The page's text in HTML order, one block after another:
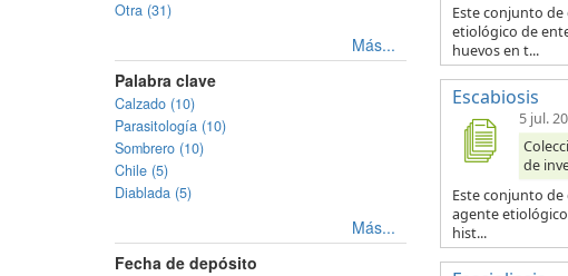
Otra (31)
Más...
Palabra clave
Calzado (10)
Parasitología (10)
Sombrero (10)
Chile (5)
Diablada (5)
Más...
Fecha de depósito
Este conjunto
etiológico de
huevos en t...
Escabiosis
5 jul.
de
Este conjunto
agente
hist...